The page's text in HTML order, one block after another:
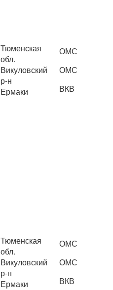
Тюменская
обл.
Викуловский
р-н
Ермаки
ОМС
ОМС
ВКВ
Тюменская
обл.
Викуловский
р-н
Ермаки
ОМС
ОМС
ВКВ